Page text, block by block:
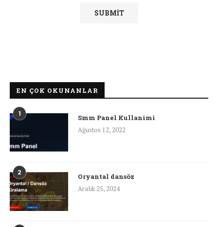
EN ÇOK OKUNANLAR
1
Smm Panel Kullanimi
Ağustos 12, 2022
2
Oryantal dansöz
Aralık 25, 2024